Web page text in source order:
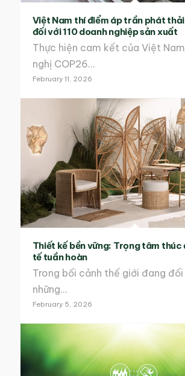
Việt Nam thí điểm áp trần phát thải
đối với 110 doanh nghiệp sản xuất
Thực hiện cam kết của Việt
nghị COP26…
February 11, 2026
Thiết kế bền vững: Trọng tâm thúc
tế tuần hoàn
Trong bối cảnh thế giới đang
những…
February 5, 2026